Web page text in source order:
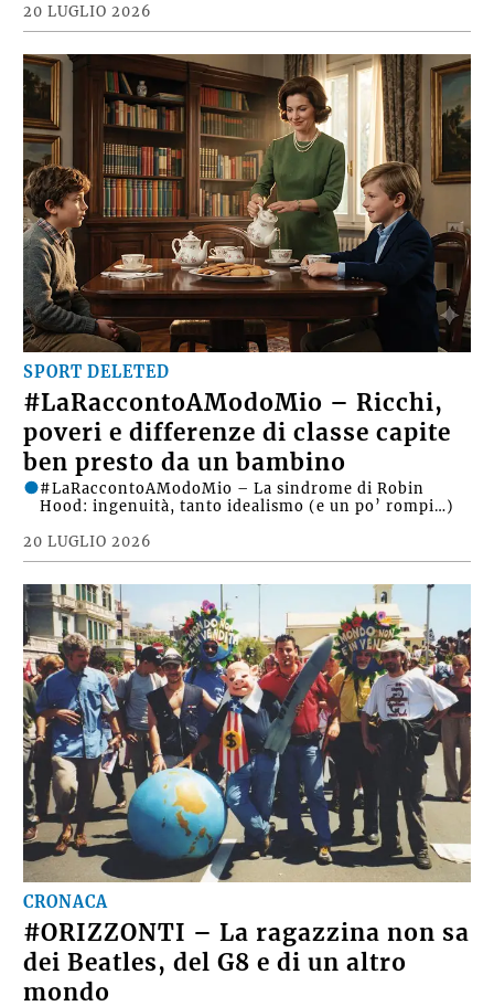
20 LUGLIO 2026
SPORT DELETED
#LaRaccontoAModoMio – Ricchi,
poveri e differenze di classe capite
ben presto da un bambino
20 LUGLIO 2026
#LaRaccontoAModoMio – La sindrome di Robin
Hood: ingenuità, tanto idealismo (e un po’ rompi…)
CRONACA
#ORIZZONTI – La ragazzina non sa
dei Beatles, del G8 e di un altro
mondo